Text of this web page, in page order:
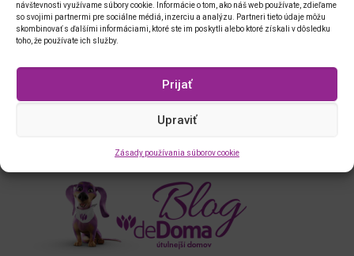
návštevnosti využívame súbory cookie. Informácie o tom, ako náš web používate, zdieľame
so svojimi partnermi pre sociálne médiá, inzerciu a analýzu. Partneri tieto údaje môžu
skombinovať s ďalšími informáciami, ktoré ste im poskytli alebo ktoré získali v dôsledku
toho, že používate ich služby.
Prijať
Upraviť
Zásady používania súborov cookie
Poháre vysoké 350 ml TRUVA 6 ks